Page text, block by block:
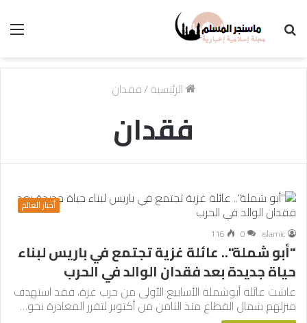
الرئيسية/فقدان
فقدان
أخبار العالم
islamic
0
116
"أبو شملة".. عائلة غزية تجتمع في باريس لبناء
حياة جديدة بعد فقدان الوالد في الحرب
عاشت عائلة أبوشملة الأسابيع الأولى من حرب غزة، فقد استهدف
منزلهم شمال القطاع منذ الثامن من أكتوبر لتقرر المغادرة نحو…